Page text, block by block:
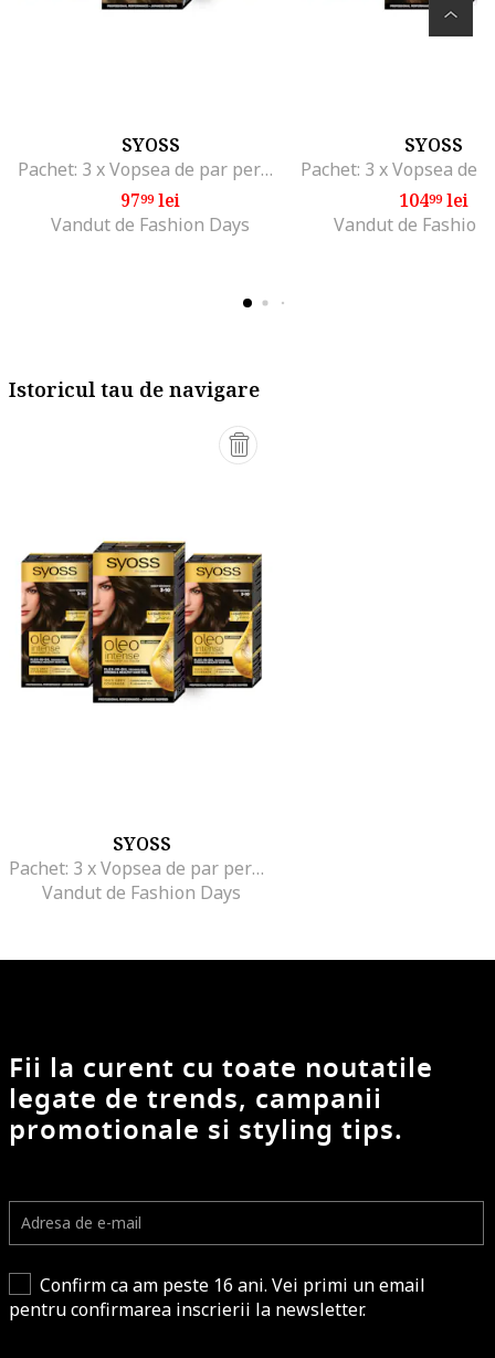
SYOSS
Pachet: 3 x Vopsea de par permanenta fara amoniac Color Oleo Intense, 115 ml, 6-10
9799lei
Vandut de Fashion Days
SYOSS
10499lei
Vandut de Fashion
Istoricul tau de navigare
SYOSS
Pachet: 3 x Vopsea de par permanenta fara amoniac Color Oleo Intense, 115 ml, 3-10
Vandut de Fashion Days
Fii la curent cu toate noutatile
legate de trends, campanii
promotionale si styling tips.
Confirm ca am peste 16 ani. Vei primi un email
pentru confirmarea inscrierii la newsletter.